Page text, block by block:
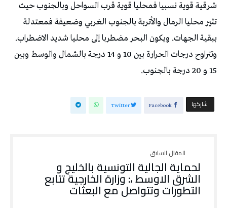
شرقية قوية نسبيا فمحليا قوية قرب السواحل وبالجنوب حيث
تثير محليا الرمال والأتربة بالجنوب الغربي وضعيفة فمعتدلة
ببقية الجهات. ويكون البحر مضطربا إلى محليا شديد الاضطراب.
وتتراوح درجات الحرارة بين 10 و 14 درجة بالشمال والوسط وبين
15 و 20 درجة بالجنوب.
‫‫ شاركها‬ Facebook
Twitter
لحماية الجالية التونسية بالخليج و
الشرق الاوسط ،: وزارة الخارجية تتابع
التطورات وتتواصل مع البعثات